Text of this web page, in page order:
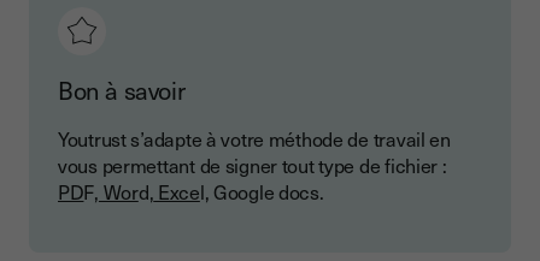
Bon à savoir
Youtrust s’adapte à votre méthode de travail en
vous permettant de signer tout type de fichier :
PDF, Word, Excel, Google docs.